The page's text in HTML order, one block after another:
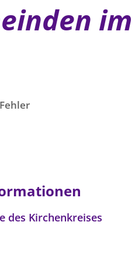
im
des Kirchenkreises